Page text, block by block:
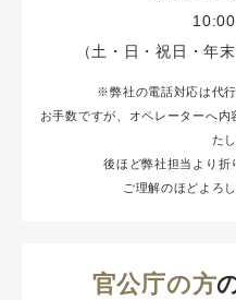
（土・日・祝日・年
※弊社の電話対応は代
お手数ですが、オペレーターへ
た
後ほど弊社担当より折
ご理解のほどよろ
官公庁の方